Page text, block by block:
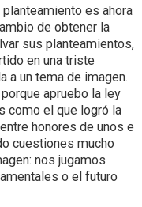
es ahora
de obtener la
sus planteamientos,
en una triste
a un tema de imagen.
apruebo la ley
como el que logró la
honores de unos e
cuestiones mucho
nos jugamos
o el futuro